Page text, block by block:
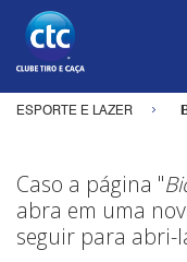
ESPORTE E LAZER
Caso a página "
abra em uma
seguir para abri-